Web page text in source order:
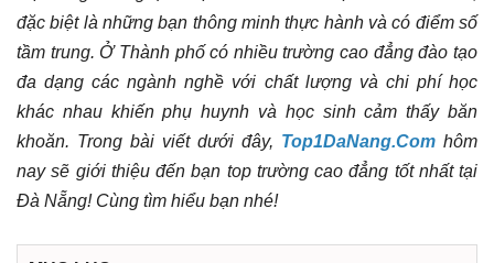
Nẵng
đặc biệt là những bạn thông minh thực hành và có điểm số
tầm trung. Ở Thành phố có nhiều trường cao đẳng đào tạo
đa dạng các ngành nghề với chất lượng và chi phí học
khác nhau khiến phụ huynh và học sinh cảm thấy băn
khoăn. Trong bài viết dưới đây, Top1DaNang.Com hôm
nay sẽ giới thiệu đến bạn top trường cao đẳng tốt nhất tại
Đà Nẵng! Cùng tìm hiểu bạn nhé!